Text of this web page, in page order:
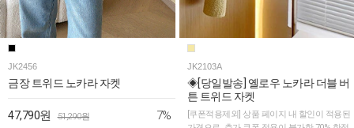
JK2456
금장 트위드 노카라 자켓
47,790원 51,290원 7%
JK2103A
◈[당일발송] 옐로우 노카라 더블 버
튼 트위드 자켓
[쿠폰적용제외] 상품 페이지 내 할인이 적용된